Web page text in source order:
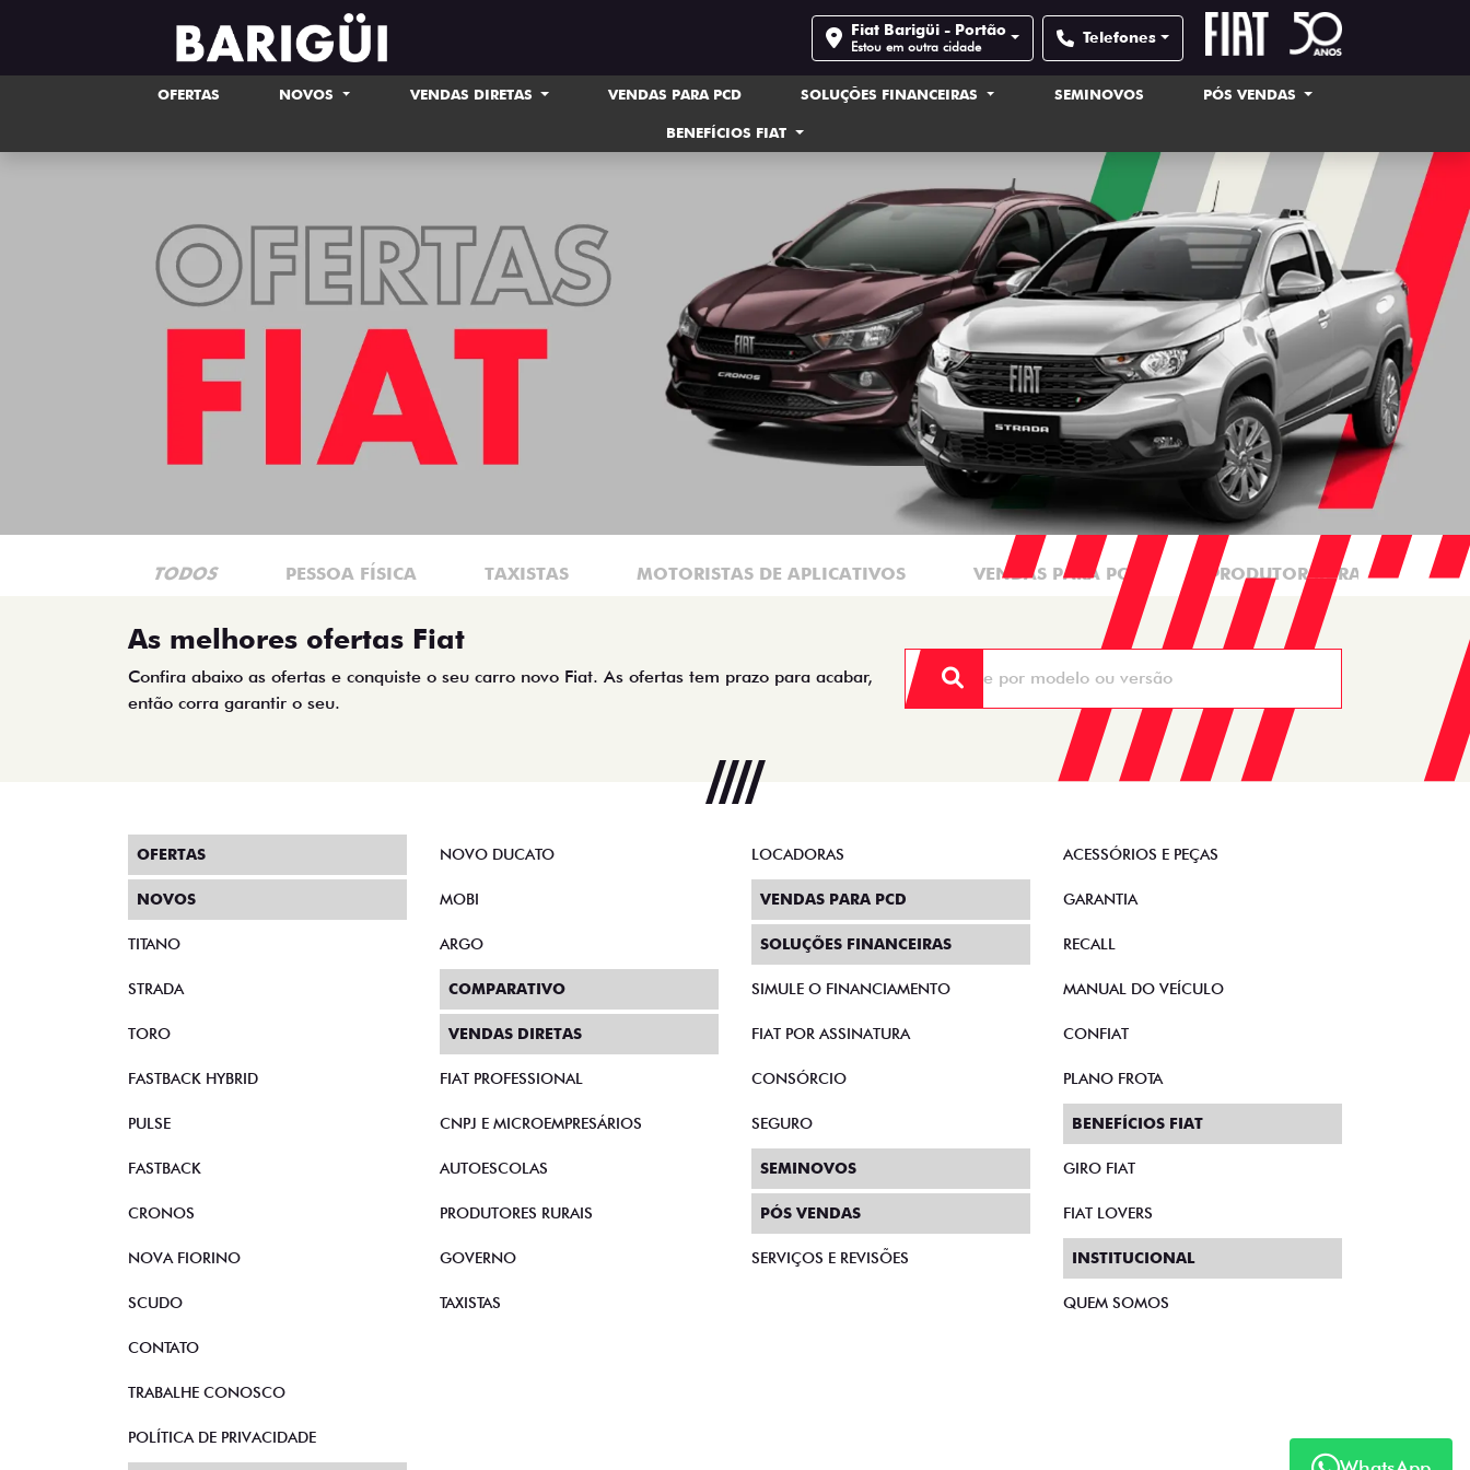
Fiat Barigüi - Portão
Estou em outra cidade Telefones
OFERTAS NOVOS VENDAS DIRETAS VENDAS PARA PCD SOLUÇÕES FINANCEIRAS SEMINOVOS PÓS VENDAS
BENEFÍCIOS FIAT
TODOS PESSOA FÍSICA TAXISTAS MOTORISTAS DE APLICATIVOS VENDAS PARA PCD PRODUTOR RURAL
As melhores ofertas Fiat
Confira abaixo as ofertas e conquiste o seu carro novo Fiat. As ofertas tem prazo para acabar,
então corra garantir o seu.
OFERTAS
NOVOS
TITANO
STRADA
TORO
FASTBACK HYBRID
PULSE
FASTBACK
CRONOS
NOVA FIORINO
SCUDO
NOVO DUCATO
MOBI
ARGO
COMPARATIVO
VENDAS DIRETAS
FIAT PROFESSIONAL
CNPJ E MICROEMPRESÁRIOS
AUTOESCOLAS
PRODUTORES RURAIS
GOVERNO
TAXISTAS
LOCADORAS
VENDAS PARA PCD
SOLUÇÕES FINANCEIRAS
SIMULE O FINANCIAMENTO
FIAT POR ASSINATURA
CONSÓRCIO
SEGURO
SEMINOVOS
PÓS VENDAS
SERVIÇOS E REVISÕES
ACESSÓRIOS E PEÇAS
GARANTIA
RECALL
MANUAL DO VEÍCULO
CONFIAT
PLANO FROTA
BENEFÍCIOS FIAT
GIRO FIAT
FIAT LOVERS
INSTITUCIONAL
QUEM SOMOS
CONTATO
TRABALHE CONOSCO
POLÍTICA DE PRIVACIDADE